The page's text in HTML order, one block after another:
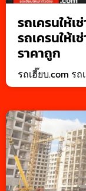
รถเครนให้เ
รถเครนให้เ
ราคาถูก
รถเฮี๊ยบ.com ร